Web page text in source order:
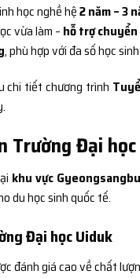
học nghề hệ2 năm – 3
vừa làm – hỗ trợ
, phù hợp với đa số học
chi tiết chương trình
Trường Đại
khu vực
du học sinh quốc tế.
Đại học Uiduk
đánh giá cao về chất